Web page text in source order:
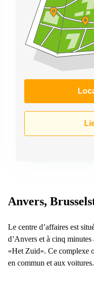
Anvers,
Le centre d’affaires est
d’Anvers et à cinq
«Het Zuid». Ce complexe
en commun et aux voitures.